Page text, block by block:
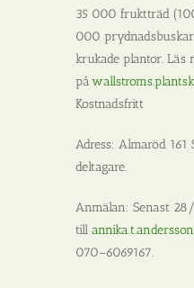
35 000 fruktträd
000
krukade plantor. Läs
på
Kostnadsfritt
Adress: Almaröd 161
deltagare.
Anmälan: Senast
till
070–6069167.